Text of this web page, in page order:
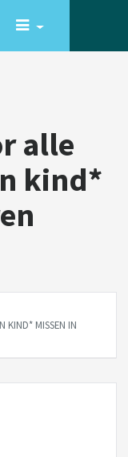
alle
kind*
KIND* MISSEN IN